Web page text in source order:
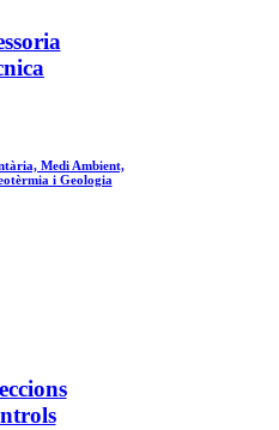
Medi Ambient,
i Geologia